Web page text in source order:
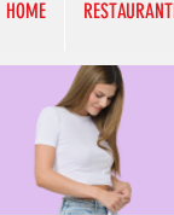
HOME